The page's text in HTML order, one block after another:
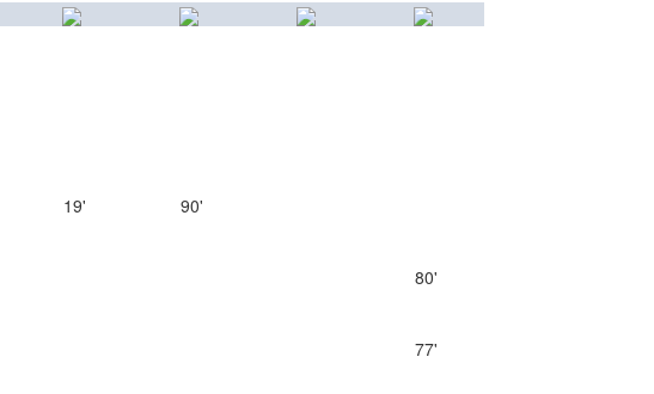
19'
90'
80'
77'